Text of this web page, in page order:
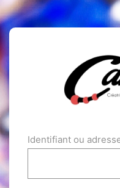
Identifiant ou